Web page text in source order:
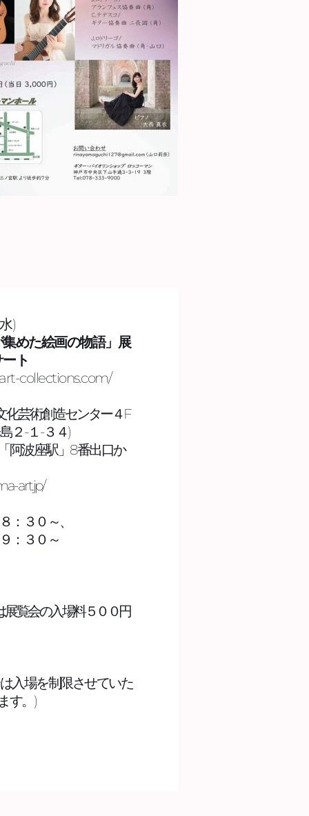
)
めた絵画の物語」展
ト
collections.com/
化芸術創造センター４F
２-１-３４)
阿波座駅」8番出口か
art.jp/
：３０～、
：３０～
展覧会の入場料５００円
入場を制限させていた
す。)